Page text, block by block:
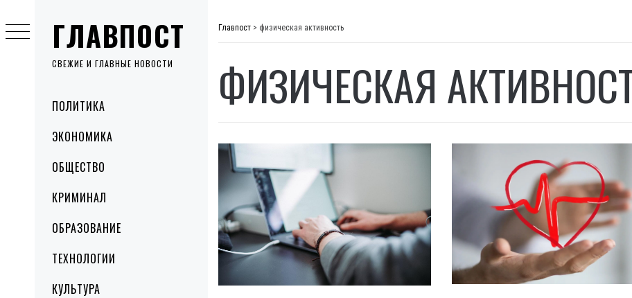
ГЛАВПОСТ
СВЕЖИЕ И ГЛАВНЫЕ НОВОСТИ
MenuПОЛИТИКА
ЭКОНОМИКА
ОБЩЕСТВО
КРИМИНАЛ
ОБРАЗОВАНИЕ
ТЕХНОЛОГИИ
КУЛЬТУРА
to
content
Главпост > физическая активность
ФИЗИЧЕСКАЯ